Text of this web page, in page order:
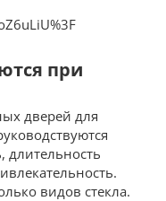
при
дверей для
длительность
видов стекла.